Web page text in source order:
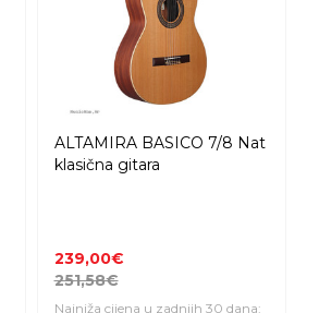
ALTAMIRA BASICO 7/8 Nat
klasična gitara
239,00€
251,58€
Najniža cijena u zadnjih 30 dana: